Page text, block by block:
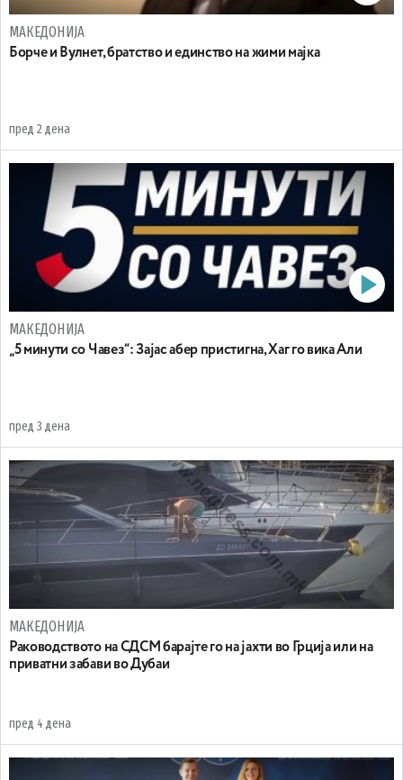
МАКЕДОНИЈА
Борче и Вулнет, братство и единство на жими мајка
пред 2 дена
МАКЕДОНИЈА
„5 минути со Чавез“: Зајас абер пристигна, Хаг го вика Али
пред 3 дена
МАКЕДОНИЈА
Раководството на СДСМ барајте го на јахти во Грција или на
приватни забави во Дубаи
пред 4 дена